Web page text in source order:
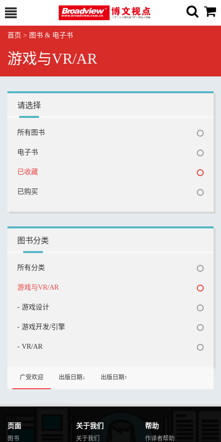
首页 > 图书 & 电子书
游戏与VR/AR
请选择
所有图书
电子书
已收藏
已购买
图书分类
所有分类
游戏与VR/AR
- 游戏设计
- 游戏开发/引擎
- VR/AR
广受欢迎 出版日期↓ 出版日期↑
页面
图书
关于我们
关于我们
帮助
作译者帮助